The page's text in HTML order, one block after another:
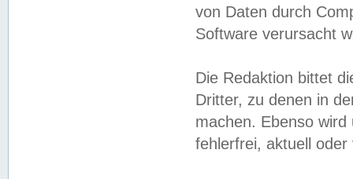
von Daten durch
Software verursacht
Die Redaktion bittet
Dritter, zu denen in
machen. Ebenso
fehlerfrei, aktuell oder